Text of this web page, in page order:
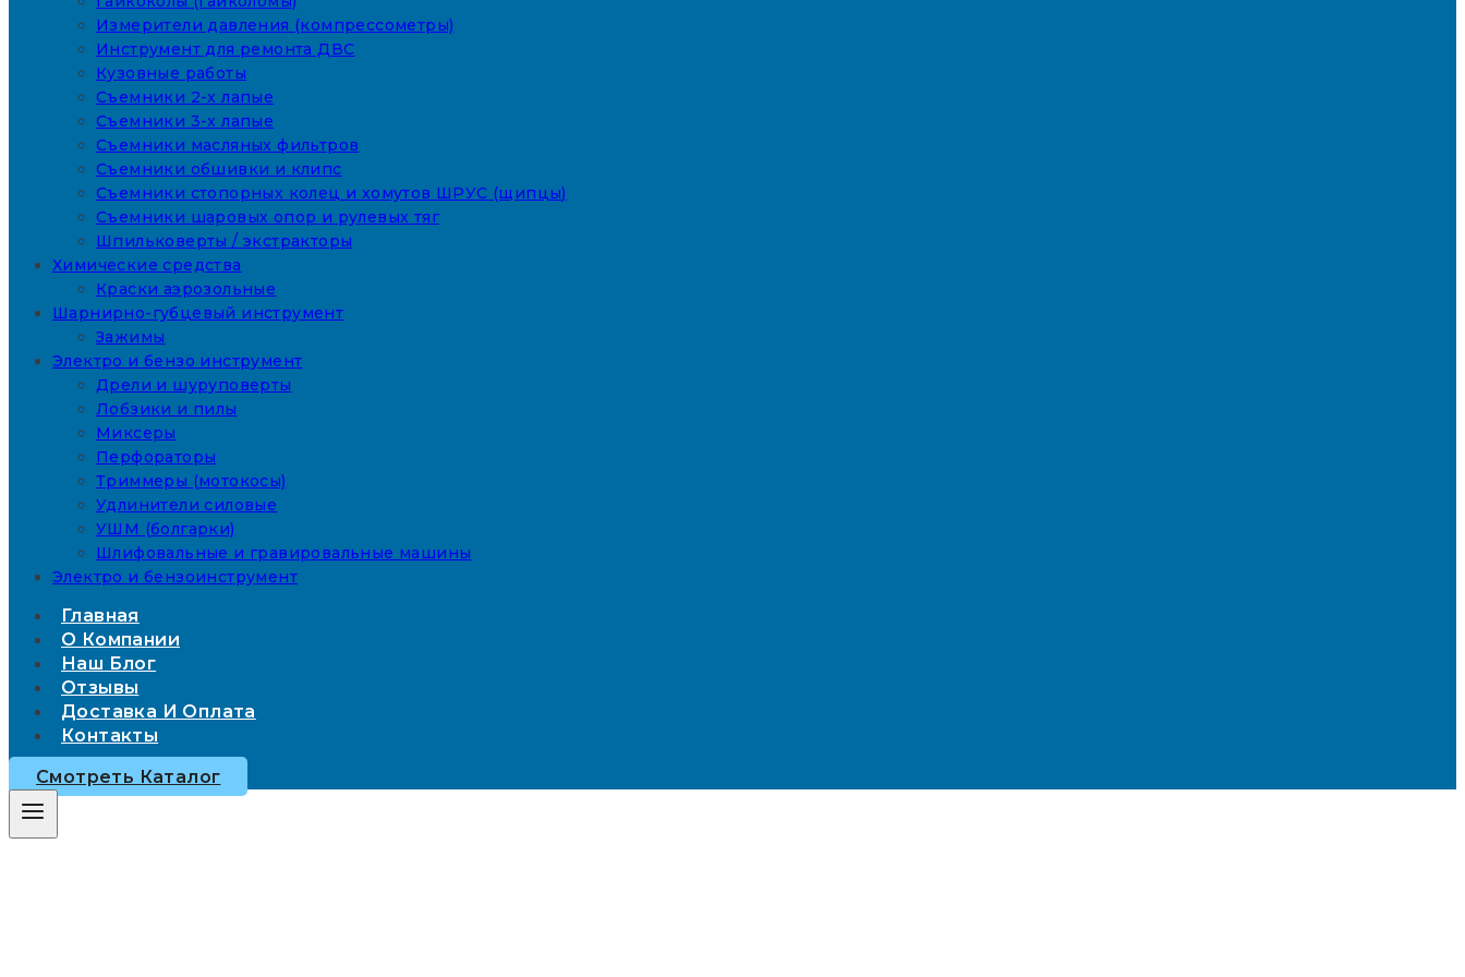
Измерители давления (компрессометры)
Инструмент для ремонта ДВС
Кузовные работы
Съемники 2-х лапые
Съемники 3-х лапые
Съемники масляных фильтров
Съемники обшивки и клипс
Съемники стопорных колец и хомутов ШРУС (щипцы)
Съемники шаровых опор и рулевых тяг
Шпильковерты / экстракторы
Химические средства
Краски аэрозольные
Шарнирно-губцевый инструмент
Зажимы
Электро и бензо инструмент
Дрели и шуруповерты
Лобзики и пилы
Миксеры
Перфораторы
Триммеры (мотокосы)
Удлинители силовые
УШМ (болгарки)
Шлифовальные и гравировальные машины
Электро и бензоинструмент
Главная
О Компании
Наш Блог
Отзывы
Доставка И Оплата
Контакты
Смотреть Каталог